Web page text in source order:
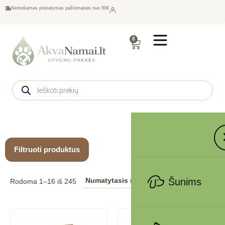
Nemokamas pristatymas paštomatais nuo 50€
0
Šunims
Filtruoti produktus
Rodoma 1–16 iš 245